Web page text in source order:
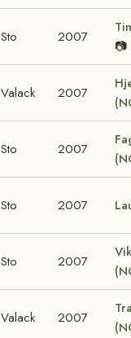
Sto 2007
📷
Valack 2007
Sto 2007
Sto 2007
Sto 2007
Valack 2007